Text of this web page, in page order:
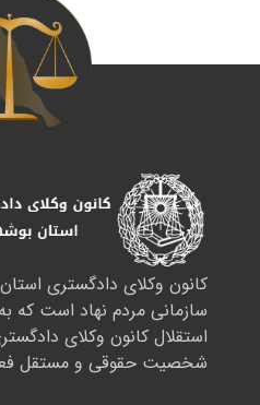
کانون وکلای دادگستری
سازمانی مردم نهاد است که
استقلال کانون وکلای
شخصیت حقوقی و مستقل